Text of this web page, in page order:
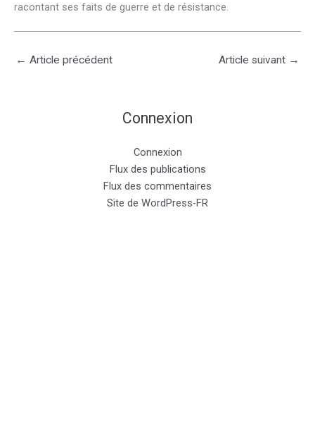
racontant ses faits de guerre et de résistance.
← Article précédent Article suivant →
Connexion
Connexion
Flux des publications
Flux des commentaires
Site de WordPress-FR